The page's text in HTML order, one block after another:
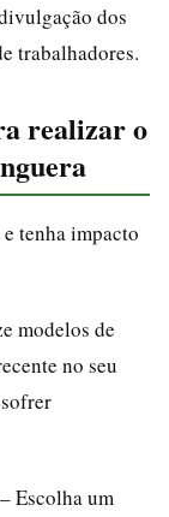
dos
trabalhadores.
realizar o
tenha impacto
modelos de
no seu
– Escolha um